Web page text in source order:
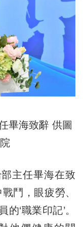
畢海致辭 供圖
主任畢海在致
鬥，眼疲勞、
‘職業印記’。